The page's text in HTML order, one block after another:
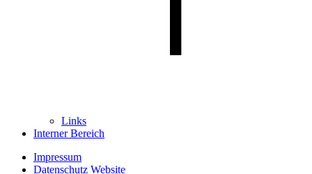
Links
Interner Bereich
Impressum
Datenschutz Website